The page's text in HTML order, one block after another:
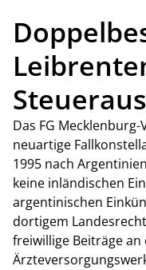
Das FG
neuartige
1995 nach
keine inländischen
argentinischen
dortigem
freiwillige Beiträge an